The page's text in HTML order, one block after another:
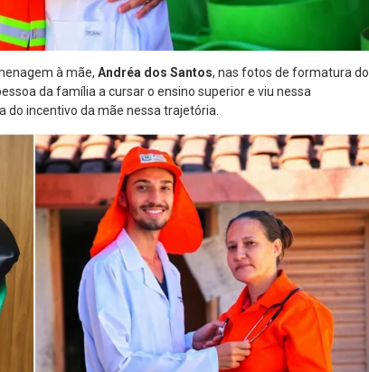
à mãe, Andréa dos Santos, nas fotos de formatura do
da família a cursar o ensino superior e viu nessa
incentivo da mãe nessa trajetória.